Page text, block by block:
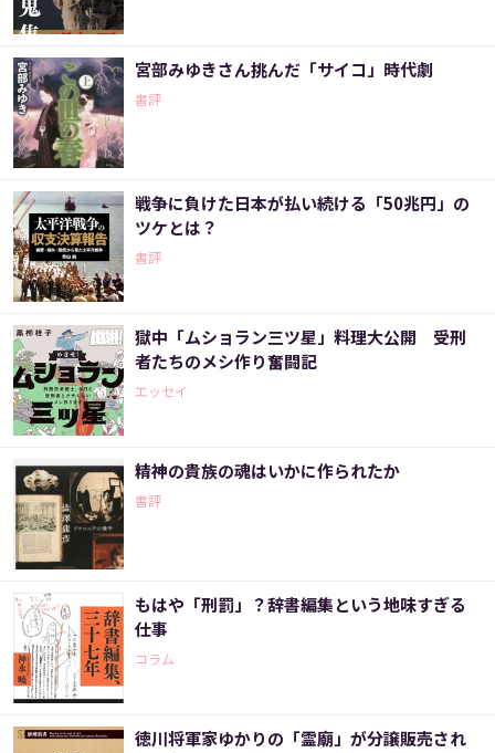
宮部みゆきさん挑んだ「サイコ」時代劇
書評
戦争に負けた日本が払い続ける「50兆円」の
ツケとは？
書評
獄中「ムショラン三ツ星」料理大公開 受刑
者たちのメシ作り奮闘記
エッセイ
精神の貴族の魂はいかに作られたか
書評
もはや「刑罰」？辞書編集という地味すぎる
仕事
コラム
徳川将軍家ゆかりの「霊廟」が分譲販売され